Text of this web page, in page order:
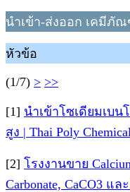
นำเข้า-ส่งออก เคมีภั
หัวข้อ
(1/7) > >>
[1] นำเข้าโซเดียมเบ
สูง | Thai Poly
[2] โรงงานขาย
Carbonate, CaCO3 แล